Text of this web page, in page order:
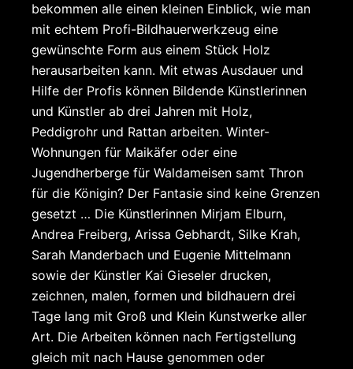
bekommen alle einen kleinen Einblick, wie man
mit echtem Profi-Bildhauerwerkzeug eine
gewünschte Form aus einem Stück Holz
herausarbeiten kann. Mit etwas Ausdauer und
Hilfe der Profis können Bildende Künstlerinnen
und Künstler ab drei Jahren mit Holz,
Peddigrohr und Rattan arbeiten. Winter-
Wohnungen für Maikäfer oder eine
Jugendherberge für Waldameisen samt Thron
für die Königin? Der Fantasie sind keine Grenzen
gesetzt … Die Künstlerinnen Mirjam Elburn,
Andrea Freiberg, Arissa Gebhardt, Silke Krah,
Sarah Manderbach und Eugenie Mittelmann
sowie der Künstler Kai Gieseler drucken,
zeichnen, malen, formen und bildhauern drei
Tage lang mit Groß und Klein Kunstwerke aller
Art. Die Arbeiten können nach Fertigstellung
gleich mit nach Hause genommen oder